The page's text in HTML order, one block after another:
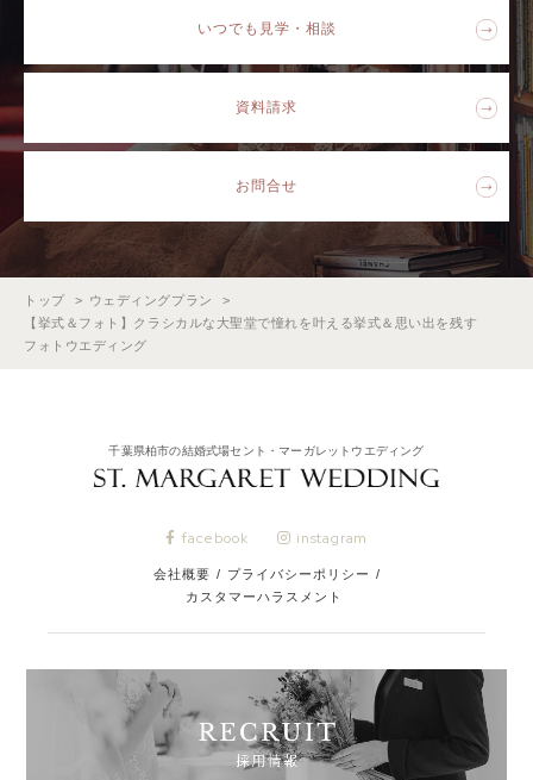
いつでも見学・相談
資料請求
お問合せ
トップ
ウェディングプラン
【挙式＆フォト】クラシカルな大聖堂で憧れを叶える挙式＆思い出を残す
フォトウエディング
千葉県柏市の結婚式場セント・マーガレットウエディング
facebook instagram
会社概要 / プライバシーポリシー /
カスタマーハラスメント